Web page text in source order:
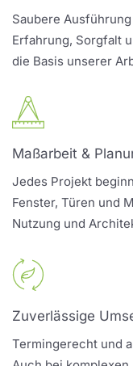
Saubere
Erfahrung, Sorgfalt
die Basis unserer
Maßarbeit &
Jedes Projekt
Fenster, Türen und
Nutzung und
Zuverlässige
Termingerecht und